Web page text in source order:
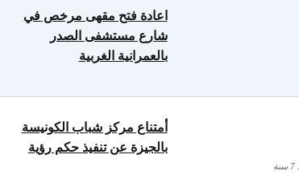
اعادة فتح مقهى مرخص في
شارع مستشفى الصدر
بالعمرانية الغربية
أمتناع مركز شباب الكونيسة
بالجيزة عن تنفيذ حكم رؤية